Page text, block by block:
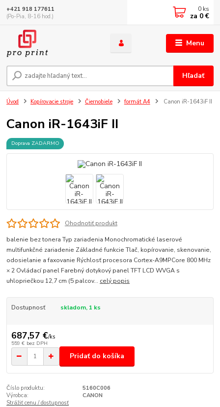
Menu
Hľadať
+421 918 177611
(Po-Pia, 8-16 hod.)
0 ks
za 0 €
Úvod Kopírovacie stroje Čiernobiele formát A4 Canon iR-1643iF II
Canon iR-1643iF II
Doprava ZADARMO
Ohodnotiť produkt
balenie bez tonera Typ zariadenia Monochromatické laserové
multifunkčné zariadenie Základné funkcie Tlač, kopírovanie, skenovanie,
odosielanie a faxovanie Rýchlosť procesora Cortex-A9MPCore 800 MHz
× 2 Ovládací panel Farebný dotykový panel TFT LCD WVGA s
uhlopriečkou 12,7 cm (5 palcov... celý popis
Dostupnosť skladom, 1 ks
687,57 €/ks
559 € bez DPH
Pridať do košíka
Číslo produktu:
5160C006
Výrobca:
CANON
Strážiť cenu / dostupnosť